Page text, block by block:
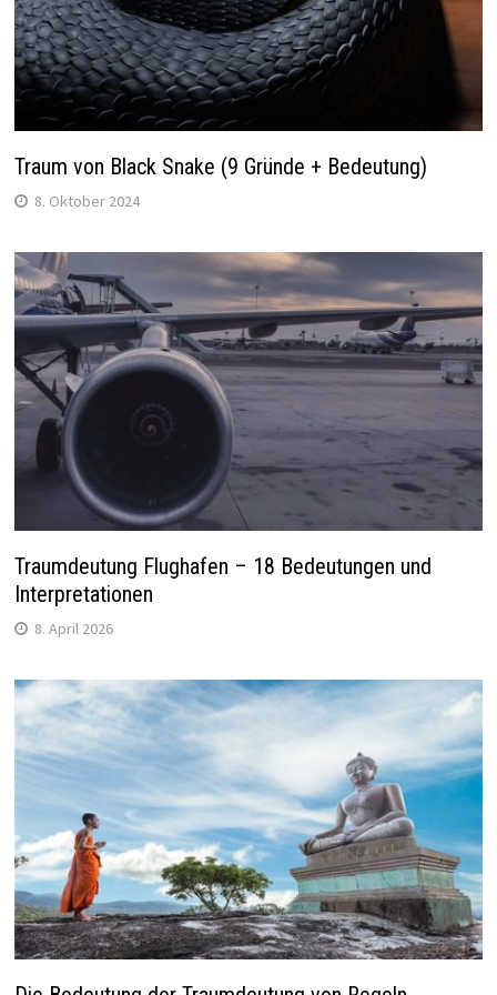
Traum von Black Snake (9 Gründe + Bedeutung)
8. Oktober 2024
Traumdeutung Flughafen – 18 Bedeutungen und
Interpretationen
8. April 2026